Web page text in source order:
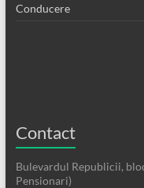
Conducere
Contact
Bulevardul Republicii,
Pensionari)